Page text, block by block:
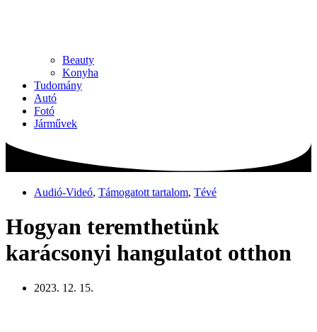
Beauty
Konyha
Tudomány
Autó
Fotó
Járművek
Audió-Videó, Támogatott tartalom, Tévé
Hogyan teremthetünk
karácsonyi hangulatot otthon
2023. 12. 15.